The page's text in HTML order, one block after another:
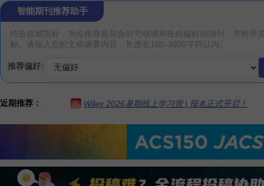
智能期刊推荐助手
推荐偏好:
近期推荐： 热 Wiley 2026暑期线上学习营 | 报名正式开启！